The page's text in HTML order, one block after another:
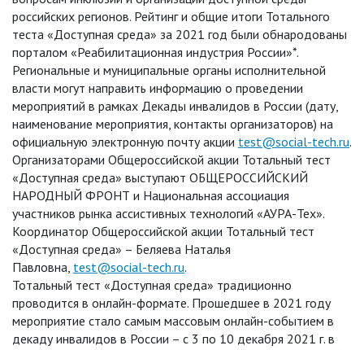
российских регионов. Рейтинг и общие итоги Тотального
теста «Доступная среда» за 2021 год были обнародованы
порталом «Реабилитационная индустрия России»*.
Региональные и муниципальные органы исполнительной
власти могут направить информацию о проведении
мероприятий в рамках Декады инвалидов в России (дату,
наименование мероприятия, контакты организаторов) на
официальную электронную почту акции test@social-tech.ru.
Организаторами Общероссийской акции Тотальный тест
«Доступная среда» выступают ОБЩЕРОССИЙСКИЙ
НАРОДНЫЙ ФРОНТ и Национальная ассоциация
участников рынка ассистивных технологий «АУРА-Тех».
Координатор Общероссийской акции Тотальный тест
«Доступная среда» – Беляева Наталья
Павловна, test@social-tech.ru.
Тотальный тест «Доступная среда» традиционно
проводится в онлайн-формате. Прошедшее в 2021 году
мероприятие стало самым массовым онлайн-событием в
декаду инвалидов в России – с 3 по 10 декабря 2021 г. в